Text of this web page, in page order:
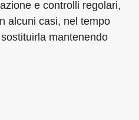
e controlli regolari,
alcuni casi, nel tempo
mantenendo